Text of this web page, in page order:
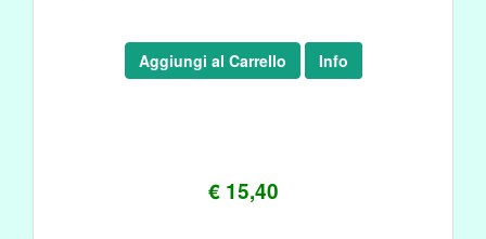
€ 15,40
Aggiungi al Carrello Info